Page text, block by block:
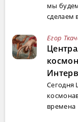
мы
сделаем
Егор
Сегодня
времена